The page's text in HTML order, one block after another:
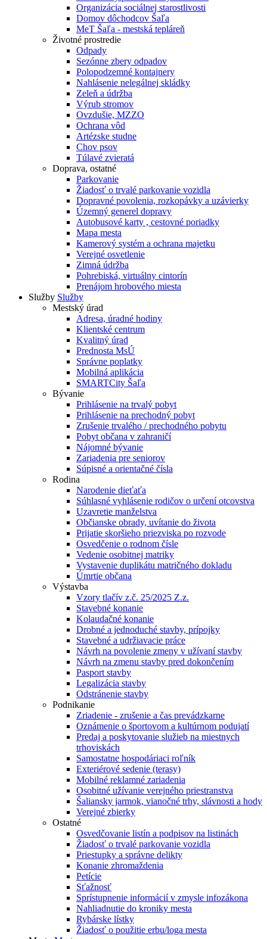
Organizácia sociálnej starostlivosti
Domov dôchodcov Šaľa
MeT Šaľa - mestská tepláreň
Životné prostredie
Odpady
Sezónne zbery odpadov
Polopodzemné kontajnery
Nahlásenie nelegálnej skládky
Zeleň a údržba
Výrub stromov
Ovzdušie, MZZO
Ochrana vôd
Artézske studne
Chov psov
Túlavé zvieratá
Doprava, ostatné
Parkovanie
Žiadosť o trvalé parkovanie vozidla
Dopravné povolenia, rozkopávky a uzávierky
Územný generel dopravy
Autobusové karty , cestovné poriadky
Mapa mesta
Kamerový systém a ochrana majetku
Verejné osvetlenie
Zimná údržba
Pohrebiská, virtuálny cintorín
Prenájom hrobového miesta
Služby Služby
Mestský úrad
Adresa, úradné hodiny
Klientské centrum
Kvalitný úrad
Prednosta MsÚ
Správne poplatky
Mobilná aplikácia
SMARTCity Šaľa
Bývanie
Prihlásenie na trvalý pobyt
Prihlásenie na prechodný pobyt
Zrušenie trvalého / prechodného pobytu
Pobyt občana v zahraničí
Nájomné bývanie
Zariadenia pre seniorov
Súpisné a orientačné čísla
Rodina
Narodenie dieťaťa
Súhlasné vyhlásenie rodičov o určení otcovstva
Uzavretie manželstva
Občianske obrady, uvítanie do života
Prijatie skoršieho priezviska po rozvode
Osvedčenie o rodnom čísle
Vedenie osobitnej matriky
Vystavenie duplikátu matričného dokladu
Úmrtie občana
Výstavba
Vzory tlačív z.č. 25/2025 Z.z.
Stavebné konanie
Kolaudačné konanie
Drobné a jednoduché stavby, prípojky
Stavebné a udržiavacie práce
Návrh na povolenie zmeny v užívaní stavby
Návrh na zmenu stavby pred dokončením
Pasport stavby
Legalizácia stavby
Odstránenie stavby
Podnikanie
Zriadenie - zrušenie a čas prevádzkarne
Oznámenie o športovom a kultúrnom podujatí
Predaj a poskytovanie služieb na miestnych
trhoviskách
Samostatne hospodáriaci roľník
Exteriérové sedenie (terasy)
Mobilné reklamné zariadenia
Osobitné užívanie verejného priestranstva
Šaliansky jarmok, vianočné trhy, slávnosti a hody
Verejné zbierky
Ostatné
Osvedčovanie listín a podpisov na listinách
Žiadosť o trvalé parkovanie vozidla
Priestupky a správne delikty
Konanie zhromaždenia
Petície
Sťažnosť
Sprístupnenie informácií v zmysle infozákona
Nahliadnutie do kroniky mesta
Rybárske lístky
Žiadosť o použitie erbu/loga mesta